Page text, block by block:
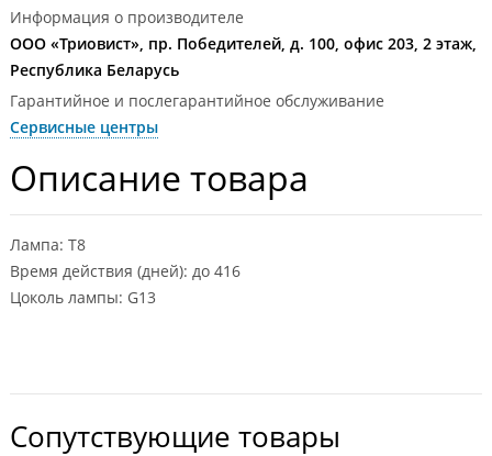
Информация о производителе
ООО «Триовист», пр. Победителей, д. 100, офис 203, 2 этаж,
Республика Беларусь
Гарантийное и послегарантийное обслуживание
Сервисные центры
Описание товара
Лампа: Т8
Время действия (дней): до 416
Цоколь лампы: G13
Сопутствующие товары